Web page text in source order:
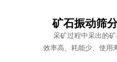
矿石振动筛
采矿过程中采出的矿
效率高、耗能少、使用